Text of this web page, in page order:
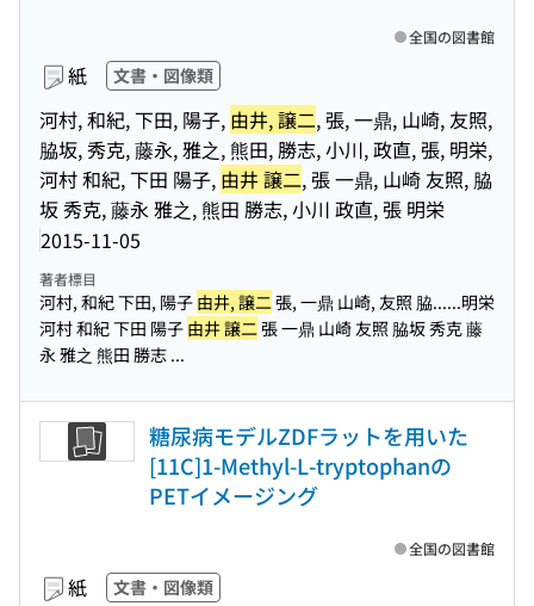
紙 文書・図像類
河村, 和紀, 下田, 陽子, 由井, 譲二, 張, 一鼎, 山崎, 友照,
脇坂, 秀克, 藤永, 雅之, 熊田, 勝志, 小川, 政直, 張, 明栄,
河村 和紀, 下田 陽子, 由井 譲二, 張 一鼎, 山崎 友照, 脇
坂 秀克, 藤永 雅之, 熊田 勝志, 小川 政直, 張 明栄
2015-11-05
全国の図書館
著者標目
河村, 和紀 下田, 陽子 由井, 譲二張, 一鼎 山崎, 友照 脇......明栄
河村 和紀 下田 陽子 由井 譲二張 一鼎 山崎 友照 脇坂 秀克 藤
永 雅之 熊田 勝志 ...
糖尿病モデルZDFラットを用いた
[11C]1-Methyl-L-tryptophanの
PETイメージング
紙 文書・図像類
全国の図書館